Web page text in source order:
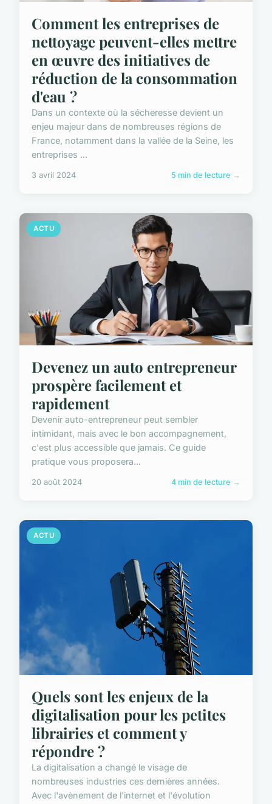
Comment les entreprises de
nettoyage peuvent-elles mettre
en œuvre des initiatives de
réduction de la consommation
d'eau ?
Dans un contexte où la sécheresse devient un
enjeu majeur dans de nombreuses régions de
France, notamment dans la vallée de la Seine, les
entreprises ...
3 avril 2024 5 min de lecture →
ACTU
Devenez un auto entrepreneur
prospère facilement et
rapidement
Devenir auto-entrepreneur peut sembler
intimidant, mais avec le bon accompagnement,
c'est plus accessible que jamais. Ce guide
pratique vous proposera...
20 août 2024 4 min de lecture →
ACTU
Quels sont les enjeux de la
digitalisation pour les petites
librairies et comment y
répondre ?
La digitalisation a changé le visage de
nombreuses industries ces dernières années.
Avec l'avènement de l'internet et l'évolution